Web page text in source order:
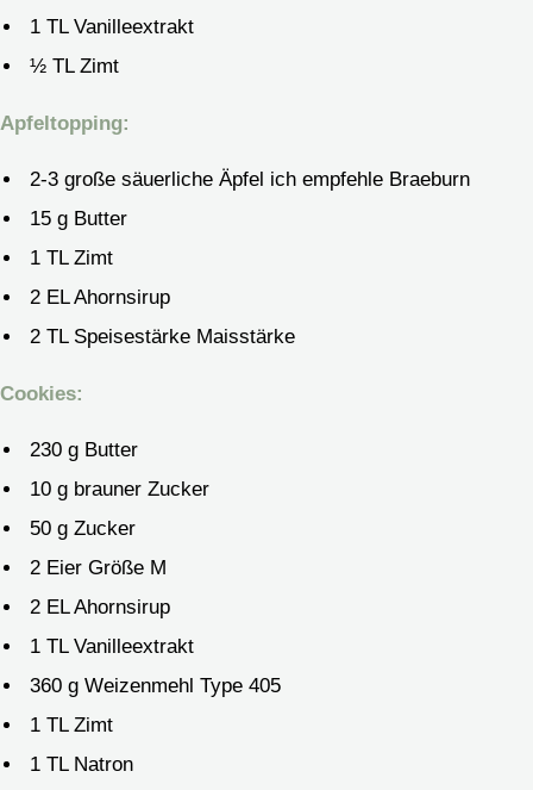
1 TL Vanilleextrakt
½ TL Zimt
Apfeltopping:
2-3 große säuerliche Äpfel ich empfehle Braeburn
15 g Butter
1 TL Zimt
2 EL Ahornsirup
2 TL Speisestärke Maisstärke
Cookies:
230 g Butter
10 g brauner Zucker
50 g Zucker
2 Eier Größe M
2 EL Ahornsirup
1 TL Vanilleextrakt
360 g Weizenmehl Type 405
1 TL Zimt
1 TL Natron